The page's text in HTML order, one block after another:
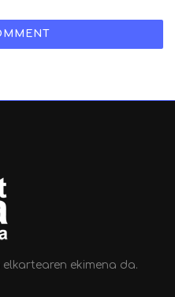
elkartearen ekimena da.